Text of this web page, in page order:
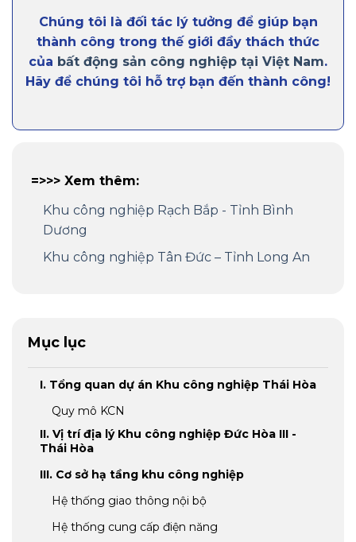
Chúng tôi là đối tác lý tưởng để giúp bạn
thành công trong thế giới đầy thách thức
của bất động sản công nghiệp tại Việt Nam.
Hãy để chúng tôi hỗ trợ bạn đến thành công!
=>>> Xem thêm:
Khu công nghiệp Rạch Bắp - Tỉnh Bình
Dương
Khu công nghiệp Tân Đức – Tỉnh Long An
Mục lục
I. Tổng quan dự án Khu công nghiệp Thái Hòa
Quy mô KCN
II. Vị trí địa lý Khu công nghiệp Đức Hòa III -
Thái Hòa
III. Cơ sở hạ tầng khu công nghiệp
Hệ thống giao thông nội bộ
Hệ thống cung cấp điện năng